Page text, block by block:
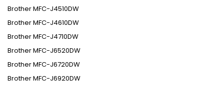
Brother MFC-J4510DW
Brother MFC-J4610DW
Brother MFC-J4710DW
Brother MFC-J6520DW
Brother MFC-J6720DW
Brother MFC-J6920DW